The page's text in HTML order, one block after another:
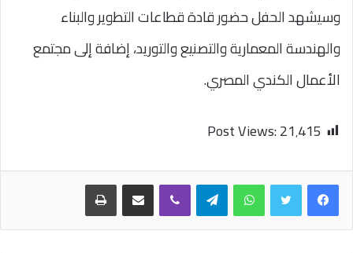
وسيشهد الحفل حضور قادة قطاعات التطوير والبناء
والهندسة المعمارية والتصنيع والتوريد، إضافة إلى مجتمع
الأعمال الكندي المصري.
Post Views:21٬415
واتساب تيلقرام